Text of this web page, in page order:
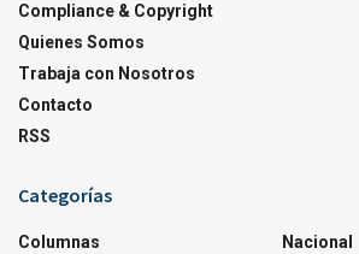
Compliance & Copyright
Quienes Somos
Trabaja con Nosotros
Contacto
RSS
Categorías
Columnas
Nacional